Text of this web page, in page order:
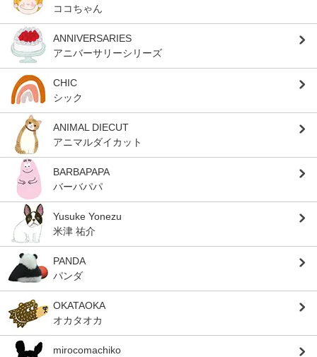
ココちゃん
ANNIVERSARIES
アニバーサリーシリーズ
CHIC
シック
ANIMAL DIECUT
アニマルダイカット
BARBAPAPA
バーバパパ
Yusuke Yonezu
米津 祐介
PANDA
パンダ
OKATAOKA
オカタオカ
mirocomachiko